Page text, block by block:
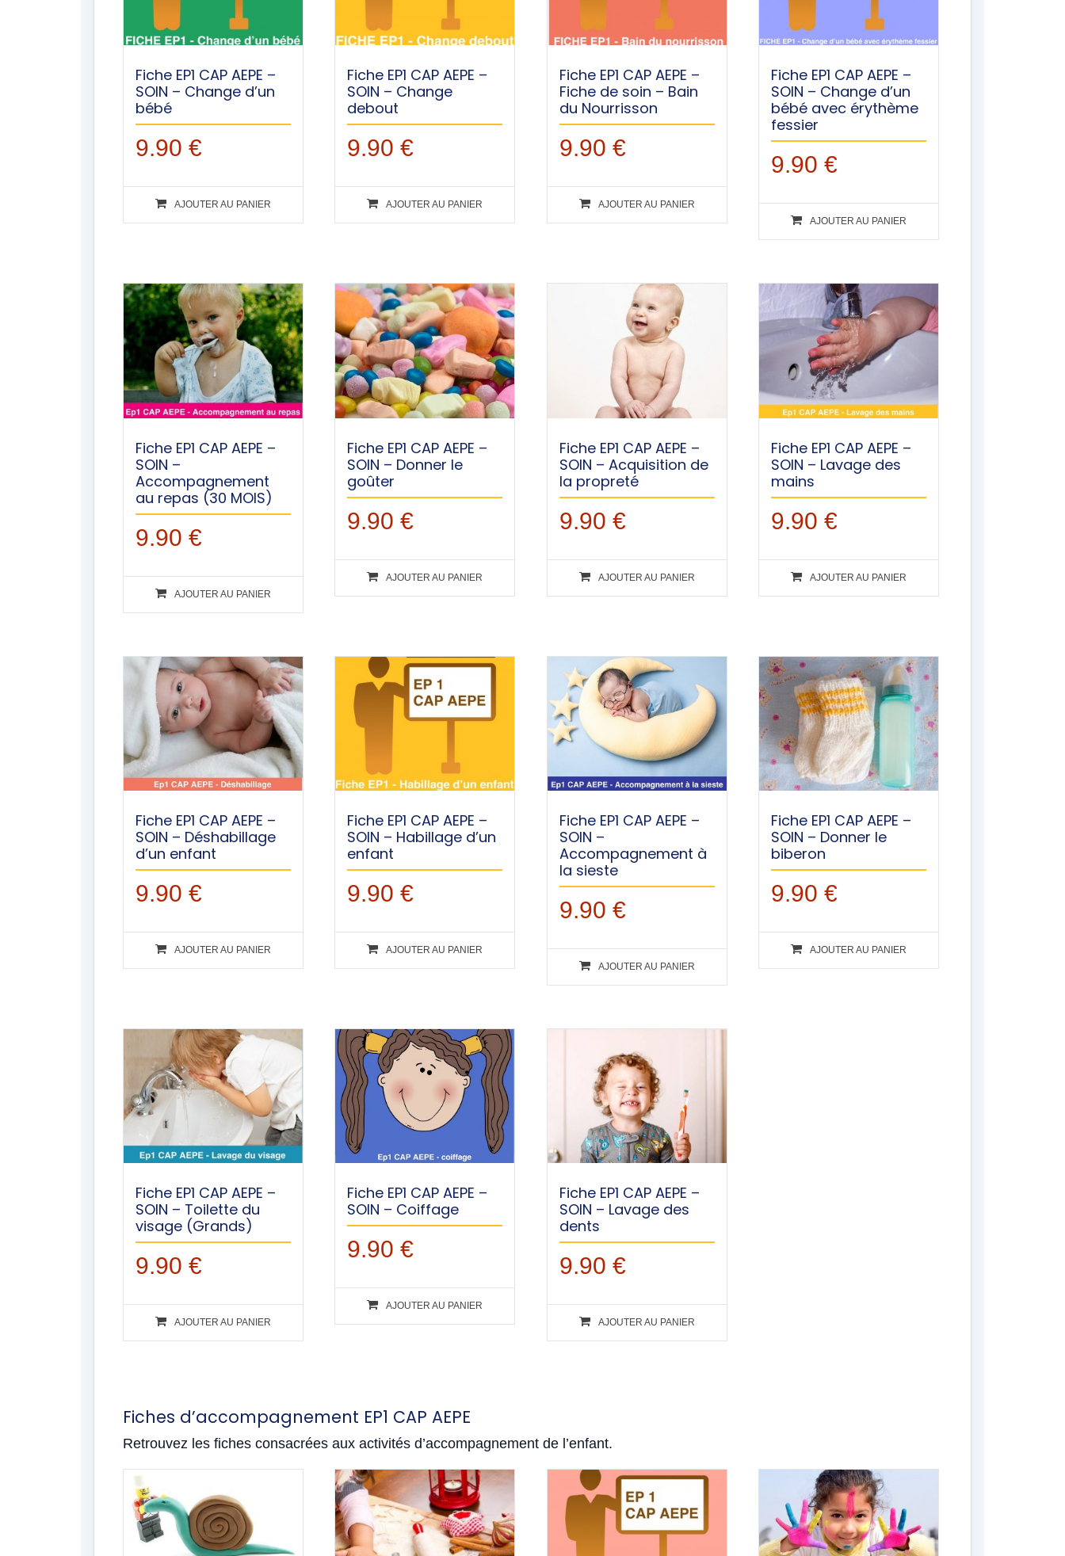
Fiche EP1 CAP AEPE –
SOIN – Change d’un
bébé
9.90 €
AJOUTER AU PANIER
Fiche EP1 CAP AEPE –
SOIN – Change
debout
9.90€
AJOUTER AU PANIER
Fiche EP1 CAP AEPE –
Fiche de soin – Bain
du Nourrisson
9.90 €
AJOUTER AU PANIER
Fiche EP1 CAP AEPE –
SOIN – Change d’un
bébé avec érythème
fessier
9.90 €
AJOUTER AU PANIER
Fiche EP1 CAP AEPE –
SOIN –
Accompagnement
au repas (30 MOIS)
9.90 €
AJOUTER AU PANIER
Fiche EP1 CAP AEPE –
SOIN – Donner le
goûter
9.90€
AJOUTER AU PANIER
Fiche EP1 CAP AEPE –
SOIN – Acquisition de
la propreté
9.90 €
AJOUTER AU PANIER
Fiche EP1 CAP AEPE –
SOIN – Lavage des
mains
9.90 €
AJOUTER AU PANIER
Fiche EP1 CAP AEPE –
SOIN – Déshabillage
d’un enfant
9.90 €
AJOUTER AU PANIER
Fiche EP1 CAP AEPE –
SOIN – Habillage d’un
enfant
9.90€
AJOUTER AU PANIER
Fiche EP1 CAP AEPE –
SOIN –
Accompagnement à
la sieste
9.90 €
AJOUTER AU PANIER
Fiche EP1 CAP AEPE –
SOIN – Donner le
biberon
9.90 €
AJOUTER AU PANIER
Fiche EP1 CAP AEPE –
SOIN – Toilette du
visage (Grands)
9.90 €
AJOUTER AU PANIER
Fiche EP1 CAP AEPE –
SOIN – Coiffage
9.90€
AJOUTER AU PANIER
Fiche EP1 CAP AEPE –
SOIN – Lavage des
dents
9.90 €
AJOUTER AU PANIER
Fiches d’accompagnement EP1 CAP AEPE
Retrouvez les fiches consacrées aux activités d’accompagnement de l’enfant.